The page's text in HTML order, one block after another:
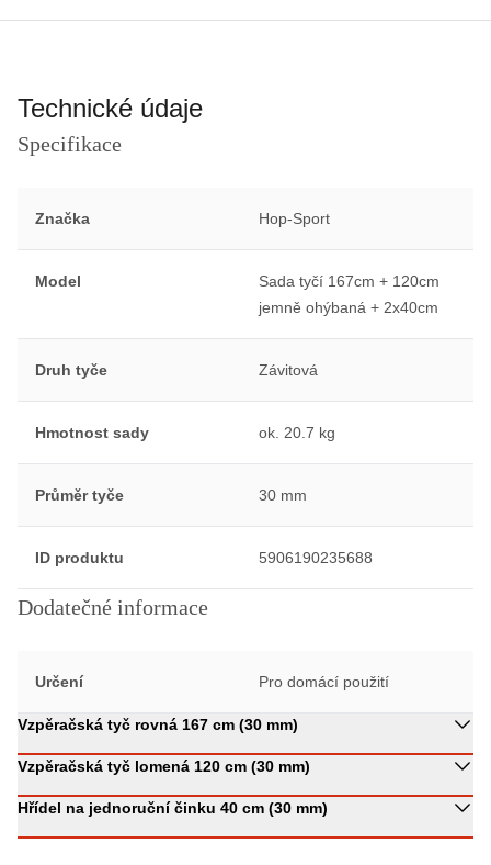
Technické údaje
Specifikace
Značka Hop-Sport
Model
Sada tyčí 167cm + 120cm
jemně ohýbaná + 2x40cm
Druh tyče Závitová
Hmotnost sady ok. 20.7 kg
Průměr tyče 30 mm
ID produktu 5906190235688
Dodatečné informace
Určení Pro domácí použití
Vzpěračská tyč rovná 167 cm (30 mm)
Vzpěračská tyč lomená 120 cm (30 mm)
Hřídel na jednoruční činku 40 cm (30 mm)